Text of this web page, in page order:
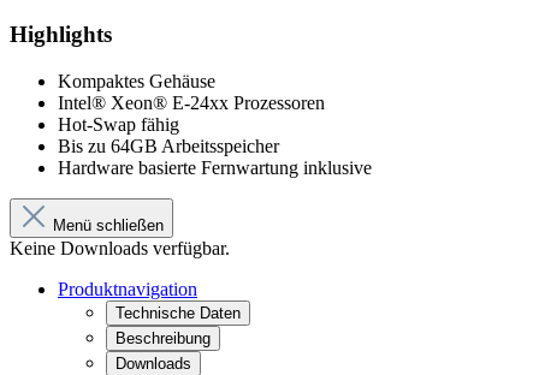
Highlights
Kompaktes Gehäuse
Intel® Xeon® E-24xx Prozessoren
Hot-Swap fähig
Bis zu 64GB Arbeitsspeicher
Hardware basierte Fernwartung inklusive
Menü schließen
Keine Downloads verfügbar.
Produktnavigation
Technische Daten
Beschreibung
Downloads